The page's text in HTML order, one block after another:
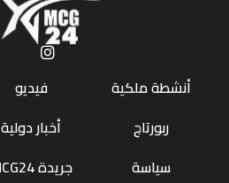
أنشطة ملكية
ربورتاج
سياسة
فيديو
أخبار دولية
جريدة MCG24